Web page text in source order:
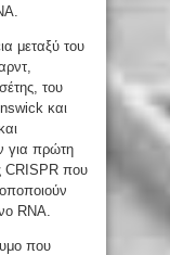
μεταξύ του
του
και
για πρώτη
CRISPR που
RNA.
που